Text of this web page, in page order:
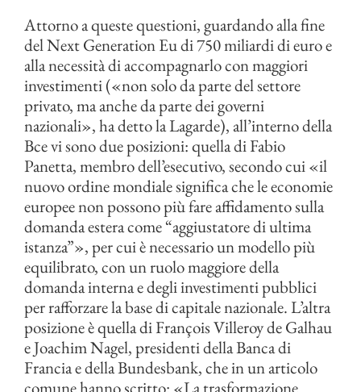
Attorno a queste questioni, guardando alla fine
del Next Generation Eu di 750 miliardi di euro e
alla necessità di accompagnarlo con maggiori
investimenti («non solo da parte del settore
privato, ma anche da parte dei governi
nazionali», ha detto la Lagarde), all’interno della
Bce vi sono due posizioni: quella di Fabio
Panetta, membro dell’esecutivo, secondo cui «il
nuovo ordine mondiale significa che le economie
europee non possono più fare affidamento sulla
domanda estera come “aggiustatore di ultima
istanza”», per cui è necessario un modello più
equilibrato, con un ruolo maggiore della
domanda interna e degli investimenti pubblici
per rafforzare la base di capitale nazionale. L’altra
posizione è quella di François Villeroy de Galhau
e Joachim Nagel, presidenti della Banca di
Francia e della Bundesbank, che in un articolo
comune hanno scritto: «La trasformazione